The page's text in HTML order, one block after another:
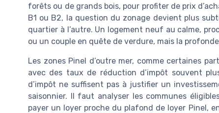
forêts ou de grands bois, pour profiter de prix
B1 ou B2, la question du zonage devient plus
quartier à l’autre. Un logement neuf au calme,
ou un couple en quête de verdure, mais la
Les zones Pinel d’outre mer, comme certaines
avec des taux de réduction d’impôt souvent
d’impôt ne suffisent pas à justifier un
saisonnier. Il faut analyser les communes
payer un loyer proche du plafond de loyer Pinel,